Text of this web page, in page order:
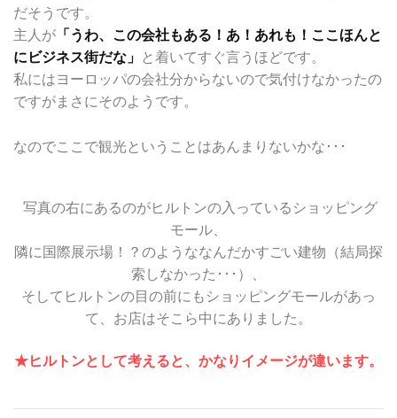
だそうです。
主人が 「うわ、この会社もある！あ！あれも！ここほんと
にビジネス街だな」
と着いてすぐ言うほどです。
私にはヨーロッパの会社分からないので気付けなかったの
ですがまさにそのようです。
なのでここで観光ということはあんまりないかな･･･
写真の右にあるのがヒルトンの入っているショッピング
モール、
隣に国際展示場！？のようななんだかすごい建物（結局探
索しなかった･･･）、
そしてヒルトンの目の前にもショッピングモールがあっ
て、お店はそこら中にありました。
★ヒルトンとして考えると、かなりイメージが違います。